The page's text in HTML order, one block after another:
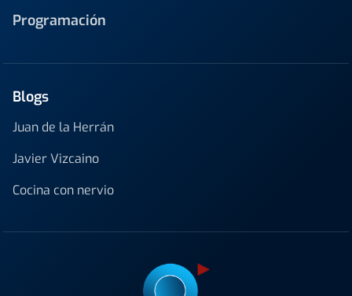
Programación
Blogs
Juan de la Herrán
Javier Vizcaino
Cocina con nervio